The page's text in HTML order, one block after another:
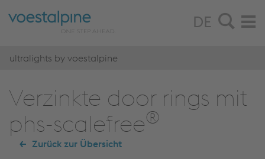
DE
ultralights by voestalpine
Verzinkte door rings mit
phs-scalefree®
Zurück zur Übersicht